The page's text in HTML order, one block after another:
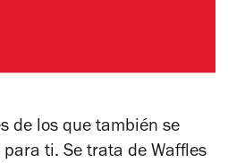
de los que también se
para ti. Se trata de Waffles